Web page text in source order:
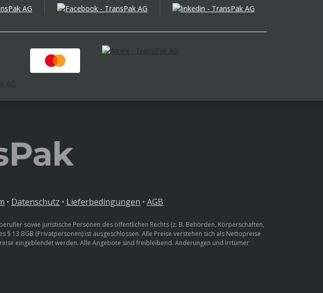
• Datenschutz • Lieferbedingungen • AGB
sowie juristische Personen des öffentlichen Rechts (z. B. Behörden, Körperschaften,
13 BGB (Privatpersonen) ist ausgeschlossen. Alle Preise verstehen sich als Nettopreise
eingeblendet werden. Alle Angebote sind freibleibend. Änderungen und Irrtümer